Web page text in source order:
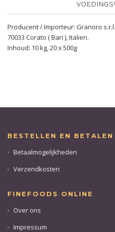
Producent / Importeur: Granoro
70033 Corato ( Bari ), Italien.
Inhoud: 10 kg, 20 x 500g
BESTELLEN EN BETALEN
Betaalmogelijkheden
Verzendkosten
FINEFOODS ONLINE
Over ons
Impressum